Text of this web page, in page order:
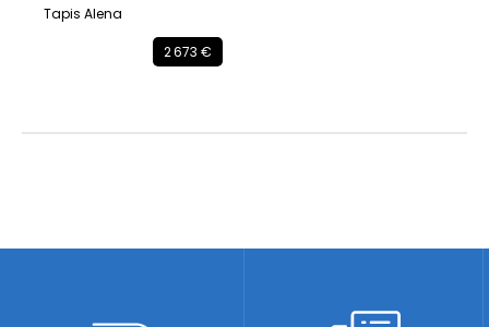
Tapis Alena
2 673 €